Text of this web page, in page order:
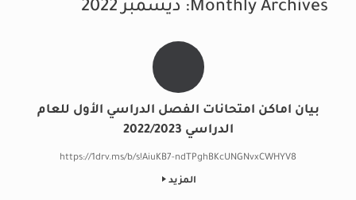
Monthly Archives: ديسمبر 2022
بيان اماكن امتحانات الفصل الدراسي الأول للعام
الدراسي 2022/2023
https://1drv.ms/b/s!AiuKB7-ndTPghBKcUNGNvxCWHYV8
المزيد